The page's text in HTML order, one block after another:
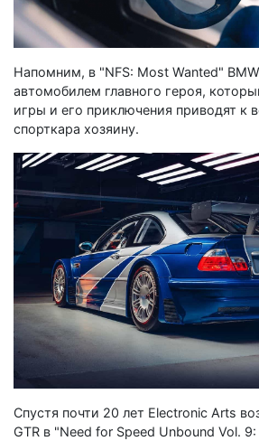
Напомним, в "NFS: Most Wanted"
автомобилем главного героя,
игры и его приключения приводят к
спорткара хозяину.
Спустя почти 20 лет Electronic Arts
GTR в "Need for Speed ​​Unbound Vol.